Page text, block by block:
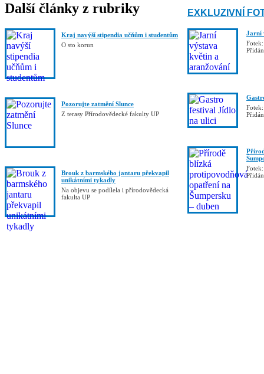
Další články z rubriky
Kraj navýší stipendia učňům i studentům
O sto korun
Pozorujte zatmění Slunce
Z terasy Přírodovědecké fakulty UP
Brouk z barmského jantaru překvapil
unikátními tykadly
Na objevu se podílela i přírodovědecká
fakulta UP
EXKLUZIVNÍ
Jarní